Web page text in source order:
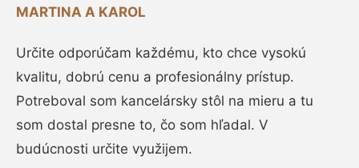
MARTINA A KAROL
Určite odporúčam každému, kto chce vysokú
kvalitu, dobrú cenu a profesionálny prístup.
Potreboval som kancelársky stôl na mieru a tu
som dostal presne to, čo som hľadal. V
budúcnosti určite využijem.